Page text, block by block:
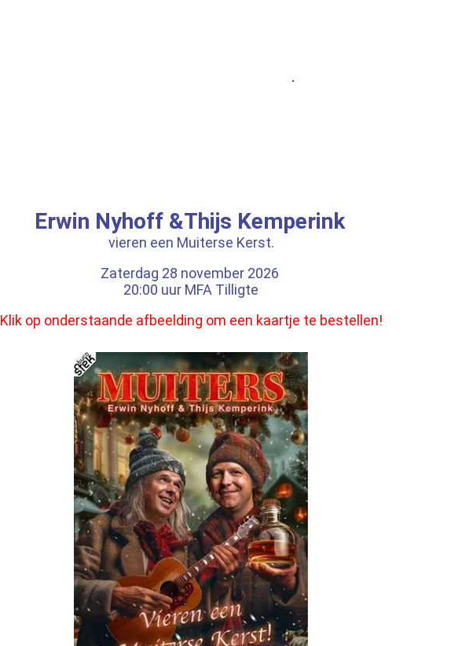
.
Erwin Nyhoff &Thijs Kemperink
vieren een Muiterse Kerst.
Zaterdag 28 november 2026
20:00 uur MFA Tilligte
Klik op onderstaande afbeelding om een kaartje te bestellen!